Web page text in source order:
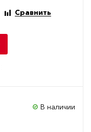
Сравнить
В наличии